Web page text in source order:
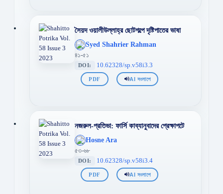
সৈয়দ ওয়ালীউল্লাহ্‌র ছোটগল্পে দৃষ্টিপাতের ভাষা
';
};">
Syed Shahrier Rahman
৪১-৫১
DOI: 10.62328/sp.v58i3.3
PDF AI সংলাপে
নজরুল-প্রতিভা: ফার্সি কাব্যানুবাদের প্রেক্ষাপটে
';
};">
Hosne Ara
৫৩-৬৮
DOI: 10.62328/sp.v58i3.4
PDF AI সংলাপে